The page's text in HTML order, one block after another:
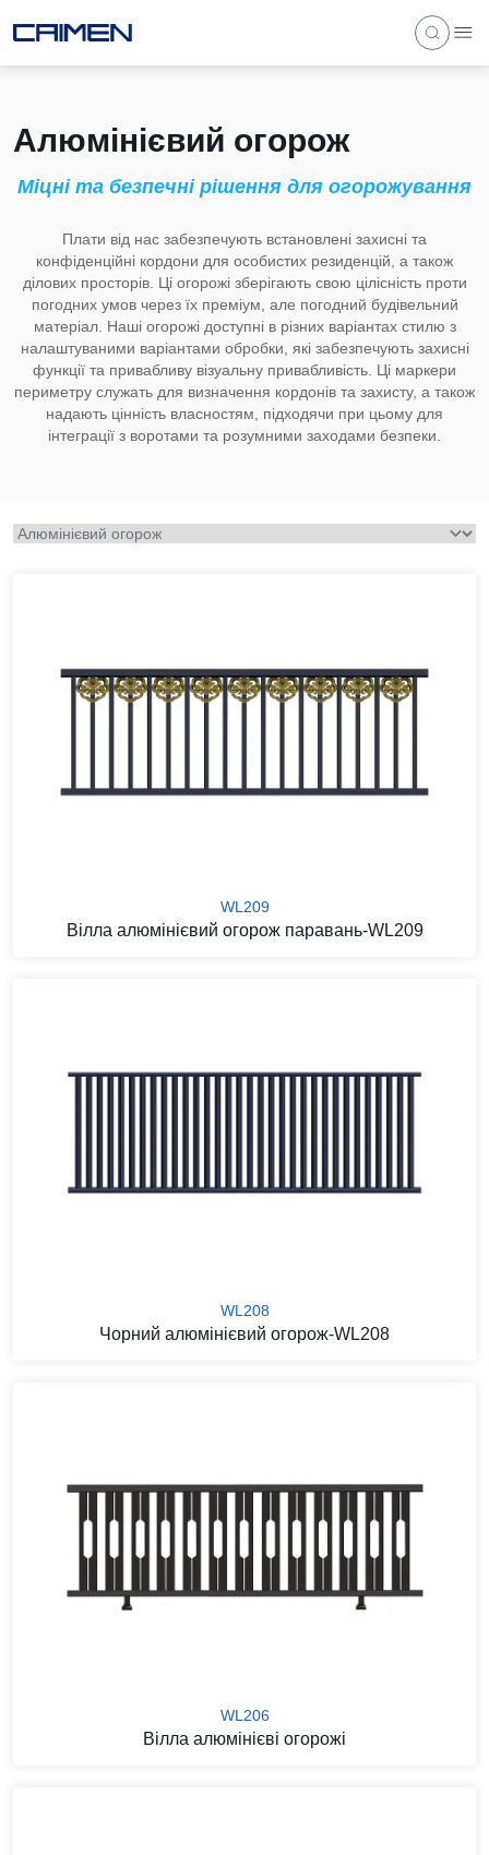
Алюмінієвий огорож
Міцні та безпечні рішення для огорожування
Плати від нас забезпечують встановлені захисні та
конфіденційні кордони для особистих резиденцій, а також
ділових просторів. Ці огорожі зберігають свою цілісність проти
погодних умов через їх преміум, але погодний будівельний
матеріал. Наші огорожі доступні в різних варіантах стилю з
налаштуваними варіантами обробки, які забезпечують захисні
функції та привабливу візуальну привабливість. Ці маркери
периметру служать для визначення кордонів та захисту, а також
надають цінність власностям, підходячи при цьому для
інтеграції з воротами та розумними заходами безпеки.
WL209
Вілла алюмінієвий огорож паравань-WL209
WL208
Чорний алюмінієвий огорож-WL208
WL206
Вілла алюмінієві огорожі